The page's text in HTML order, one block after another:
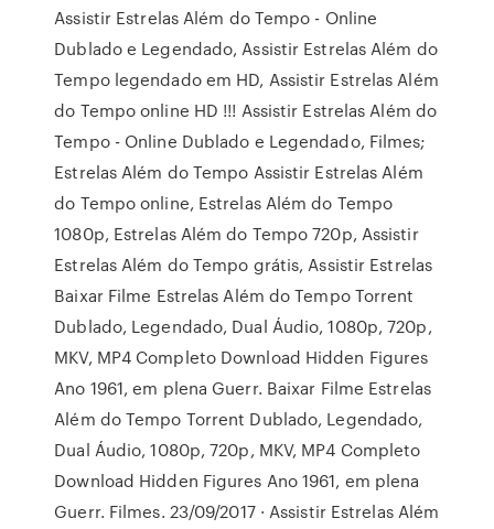
Assistir Estrelas Além do Tempo - Online
Dublado e Legendado, Assistir Estrelas Além do
Tempo legendado em HD, Assistir Estrelas Além
do Tempo online HD !!! Assistir Estrelas Além do
Tempo - Online Dublado e Legendado, Filmes;
Estrelas Além do Tempo Assistir Estrelas Além
do Tempo online, Estrelas Além do Tempo
1080p, Estrelas Além do Tempo 720p, Assistir
Estrelas Além do Tempo grátis, Assistir Estrelas
Baixar Filme Estrelas Além do Tempo Torrent
Dublado, Legendado, Dual Áudio, 1080p, 720p,
MKV, MP4 Completo Download Hidden Figures
Ano 1961, em plena Guerr. Baixar Filme Estrelas
Além do Tempo Torrent Dublado, Legendado,
Dual Áudio, 1080p, 720p, MKV, MP4 Completo
Download Hidden Figures Ano 1961, em plena
Guerr. Filmes. 23/09/2017 · Assistir Estrelas Além